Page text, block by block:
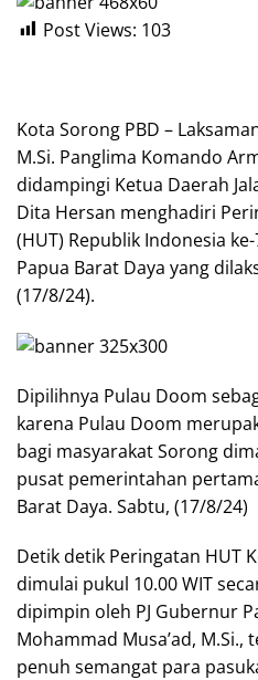
Post Views: 103
Kota Sorong PBD –
M.Si. Panglima Komando
didampingi Ketua Daerah
Dita Hersan menghadiri
(HUT) Republik Indonesia
Papua Barat Daya yang
(17/8/24).
Dipilihnya Pulau Doom
karena Pulau Doom
bagi masyarakat Sorong
pusat pemerintahan
Barat Daya. Sabtu, (17/8/24)
Detik detik Peringatan HUT
dimulai pukul 10.00 WIT
dipimpin oleh PJ Gubernur
Mohammad Musa’ad,
penuh semangat para